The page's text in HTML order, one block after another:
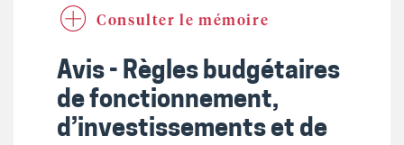
Consulter le mémoire
Avis - Règles budgétaires
de fonctionnement,
d’investissements et de